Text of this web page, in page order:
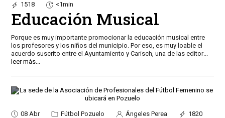
1518
<1min
Educación Musical
Porque es muy importante promocionar la educación musical entre
los profesores y los niños del municipio. Por eso, es muy loable el
acuerdo suscrito entre el Ayuntamiento y Carisch, una de las editor...
leer más...
08 Abr Fútbol Pozuelo Ángeles Perea
1820